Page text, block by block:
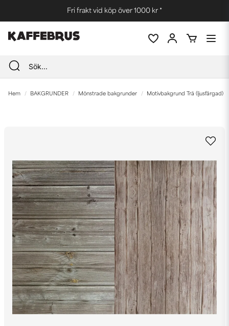
Fri frakt vid köp över 1000 kr *
Hem BAKGRUNDER Mönstrade bakgrunder Motivbakgrund Trä (ljusfärgad)